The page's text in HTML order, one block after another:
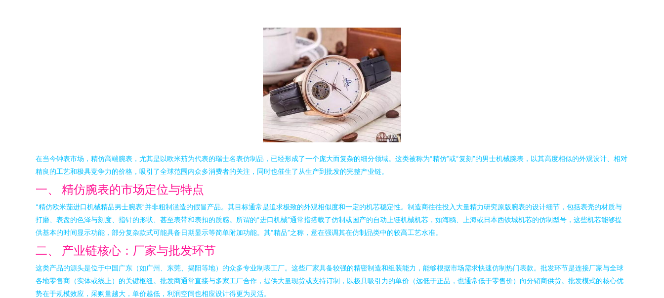
在当今钟表市场，精仿高端腕表，尤其是以欧米茄为代表的瑞士名表仿制品，已经形成了一个庞大而复杂的细分领域。这类被称为“精仿”或“复刻”的男士机械腕表，以其高度相似的外观设计、相对
精良的工艺和极具竞争力的价格，吸引了全球范围内众多消费者的关注，同时也催生了从生产到批发的完整产业链。
一、 精仿腕表的市场定位与特点
“精仿欧米茄进口机械精品男士腕表”并非粗制滥造的假冒产品。其目标通常是追求极致的外观相似度和一定的机芯稳定性。制造商往往投入大量精力研究原版腕表的设计细节，包括表壳的材质与
打磨、表盘的色泽与刻度、指针的形状、甚至表带和表扣的质感。所谓的“进口机械”通常指搭载了仿制或国产的自动上链机械机芯，如海鸥、上海或日本西铁城机芯的仿制型号，这些机芯能够提
供基本的时间显示功能，部分复杂款式可能具备日期显示等简单附加功能。其“精品”之称，意在强调其在仿制品类中的较高工艺水准。
二、 产业链核心：厂家与批发环节
这类产品的源头是位于中国广东（如广州、东莞、揭阳等地）的众多专业制表工厂。这些厂家具备较强的精密制造和组装能力，能够根据市场需求快速仿制热门表款。批发环节是连接厂家与全球
各地零售商（实体或线上）的关键枢纽。批发商通常直接与多家工厂合作，提供大量现货或支持订制，以极具吸引力的单价（远低于正品，也通常低于零售价）向分销商供货。批发模式的核心优
势在于规模效应，采购量越大，单价越低，利润空间也相应设计得更为灵活。